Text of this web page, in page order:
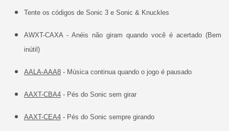
Tente os códigos de Sonic 3 e Sonic & Knuckles
AWXT-CAXA - Anéis não giram quando você é acertado (Bem
inútil)
AALA-AAA8- Música continua quando o jogo é pausado
AAXT-CBA4- Pés do Sonic sem girar
AAXT-CEA4- Pés do Sonic sempre girando